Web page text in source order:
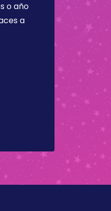
o año
a